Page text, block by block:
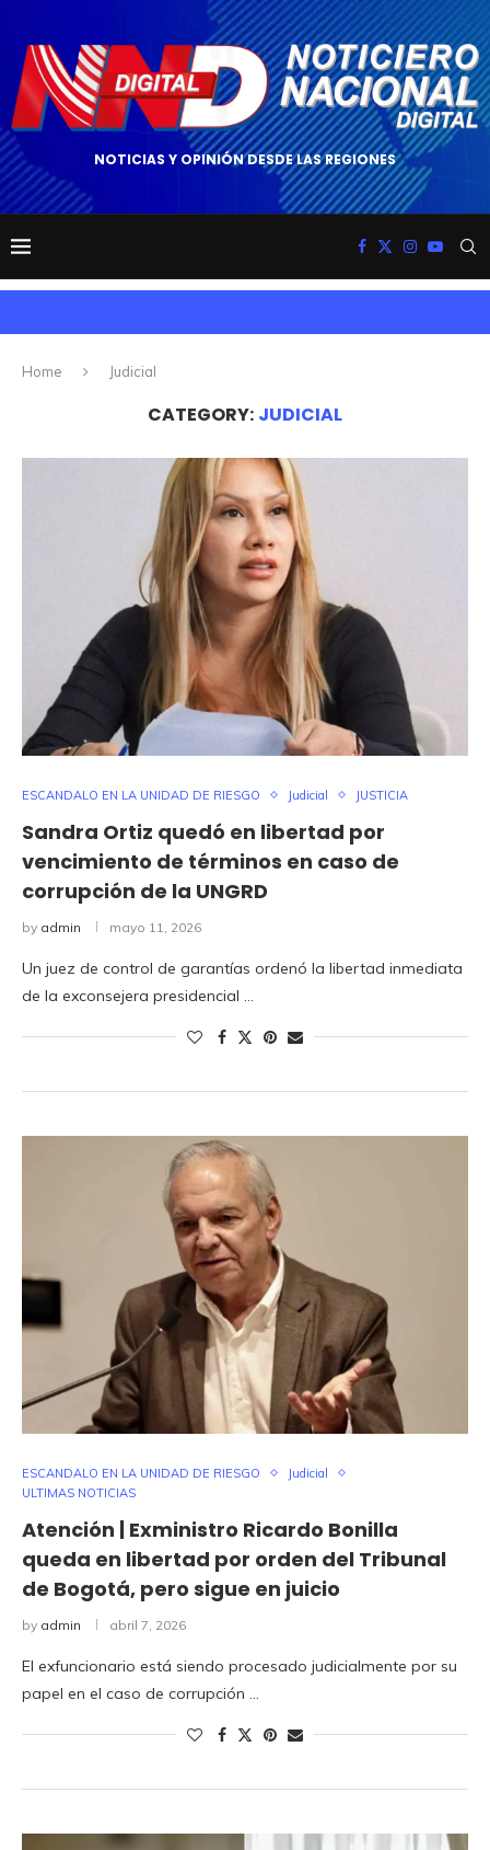
NOTICIAS Y OPINIÓN DESDE LAS REGIONES
Home Judicial
CATEGORY: JUDICIAL
ESCANDALO EN LA UNIDAD DE RIESGO Judicial JUSTICIA
Sandra Ortiz quedó en libertad por
vencimiento de términos en caso de
corrupción de la UNGRD
by admin mayo 11, 2026
Un juez de control de garantías ordenó la libertad inmediata
de la exconsejera presidencial …
ESCANDALO EN LA UNIDAD DE RIESGO
Judicial
ULTIMAS NOTICIAS
Atención | Exministro Ricardo Bonilla
queda en libertad por orden del Tribunal
de Bogotá, pero sigue en juicio
by admin abril 7, 2026
El exfuncionario está siendo procesado judicialmente por su
papel en el caso de corrupción …